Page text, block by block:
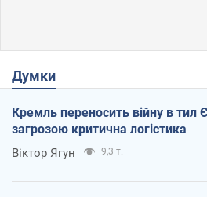
Думки
Кремль переносить війну в тил
загрозою критична логістика
Віктор Ягун 9,3 т.